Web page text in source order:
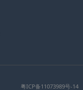
粤ICP备11073989号-14